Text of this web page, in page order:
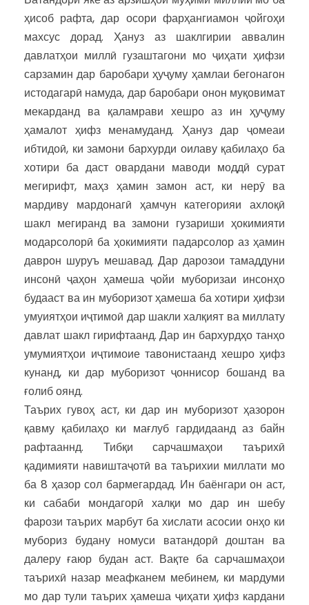
ҳисоб рафта, дар осори фарҳангиамон ҷойгоҳи
махсус дорад. Ҳануз аз шаклгирии аввалин
давлатҳои миллӣ гузаштагони мо ҷиҳати ҳифзи
сарзамин дар баробари ҳуҷуму ҳамлаи бегонагон
истодагарӣ намуда, дар баробари онон муқовимат
мекарданд ва қаламрави хешро аз ин ҳуҷуму
ҳамалот ҳифз менамуданд. Ҳануз дар ҷомеаи
ибтидоӣ, ки замони бархурди оилаву қабилаҳо ба
хотири ба даст овардани маводи моддӣ сурат
мегирифт, маҳз ҳамин замон аст, ки нерӯ ва
мардиву мардонагӣ ҳамчун категорияи ахлоқӣ
шакл мегиранд ва замони гузариши ҳокимияти
модарсолорӣ ба ҳокимияти падарсолор аз ҳамин
даврон шуруъ мешавад. Дар дарозои тамаддуни
инсонӣ ҷаҳон ҳамеша ҷойи муборизаи инсонҳо
будааст ва ин муборизот ҳамеша ба хотири ҳифзи
умуиятҳои иҷтимоӣ дар шакли халқият ва миллату
давлат шакл гирифтаанд. Дар ин бархурдҳо танҳо
умумиятҳои иҷтимоие тавонистаанд хешро ҳифз
кунанд, ки дар муборизот ҷоннисор бошанд ва
ғолиб оянд.
Таърих гувоҳ аст, ки дар ин муборизот ҳазорон
қавму қабилаҳо ки мағлуб гардидаанд аз байн
рафтааннд. Тибқи сарчашмаҳои таърихӣ
қадимияти навиштаҷотӣ ва таърихии миллати мо
ба 8 ҳазор сол бармегардад. Ин баёнгари он аст,
ки сабаби мондагорӣ халқи мо дар ин шебу
фарози таърих марбут ба хислати асосии онҳо ки
мубориз будану номуси ватандорӣ доштан ва
далеру ғаюр будан аст. Вақте ба сарчашмаҳои
таърихӣ назар меафканем мебинем, ки мардуми
мо дар тули таърих ҳамеша ҷиҳати ҳифз кардани